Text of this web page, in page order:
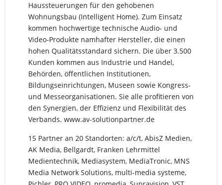
Haussteuerungen für den gehobenen
Wohnungsbau (Intelligent Home). Zum Einsatz
kommen hochwertige technische Audio- und
Video-Produkte namhafter Hersteller, die einen
hohen Qualitätsstandard sichern. Die über 3.500
Kunden kommen aus Industrie und Handel,
Behörden, öffentlichen Institutionen,
Bildungseinrichtungen, Museen sowie Kongress-
und Messeorganisationen. Sie alle profitieren von
den Synergien, der Effizienz und Flexibilität des
Verbands. www.av-solutionpartner.de
15 Partner an 20 Standorten: a/c/t, AbisZ Medien,
AK Media, Bellgardt, Franken Lehrmittel
Medientechnik, Mediasystem, MediaTronic, MNS
Media Network Solutions, multi-media systeme,